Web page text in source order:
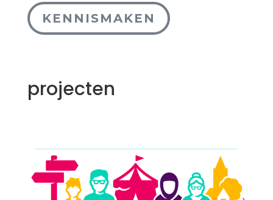
KENNISMAKEN
projecten